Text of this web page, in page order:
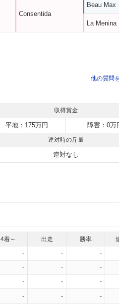
Consentida
Beau Max
La Menina
他の質問
収得賞金
平地：175万円 障害：0万
連対時の斤量
連対なし
4着～ 出走 勝率
- - -
- - -
- - -
- - -